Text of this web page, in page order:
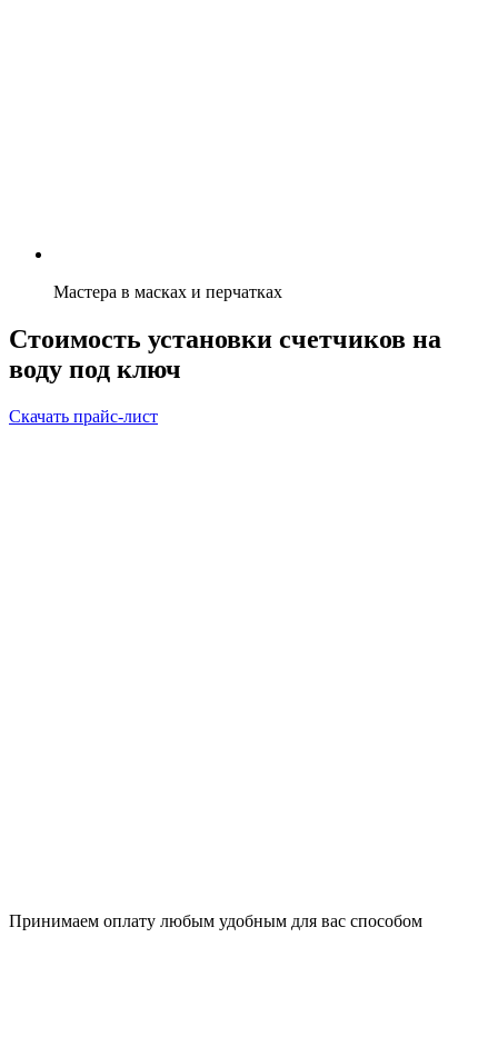
Мастера в масках и перчатках
Стоимость установки счетчиков на
воду под ключ
Скачать прайс-лист
Принимаем оплату любым удобным для вас способом